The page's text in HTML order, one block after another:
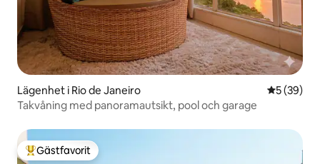
Lägenhet i Rio de Janeiro 5 av 5 i
5 (39)
Takvåning med panoramautsikt, pool och garage
Populär gästfavorit
Gästfavorit